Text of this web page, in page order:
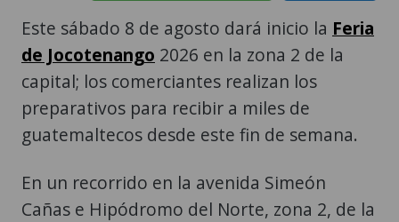
Este sábado 8 de agosto dará inicio la Feria
de Jocotenango 2026 en la zona 2 de la
capital; los comerciantes realizan los
preparativos para recibir a miles de
guatemaltecos desde este fin de semana.
En un recorrido en la avenida Simeón
Cañas e Hipódromo del Norte, zona 2, de la